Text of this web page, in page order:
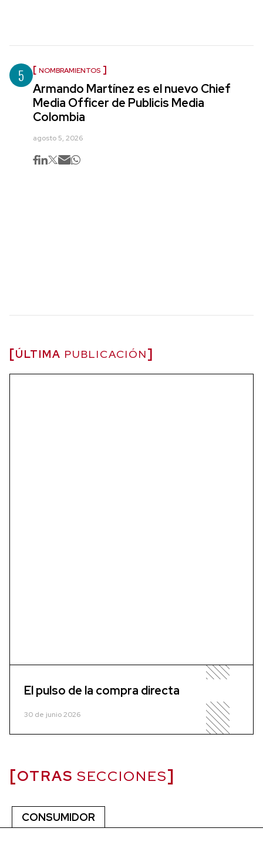
5 NOMBRAMIENTOS
Armando Martínez es el nuevo Chief
Media Officer de Publicis Media
Colombia
agosto 5, 2026
ÚLTIMA PUBLICACIÓN
El pulso de la compra directa
30 de junio 2026
OTRAS SECCIONES
CONSUMIDOR